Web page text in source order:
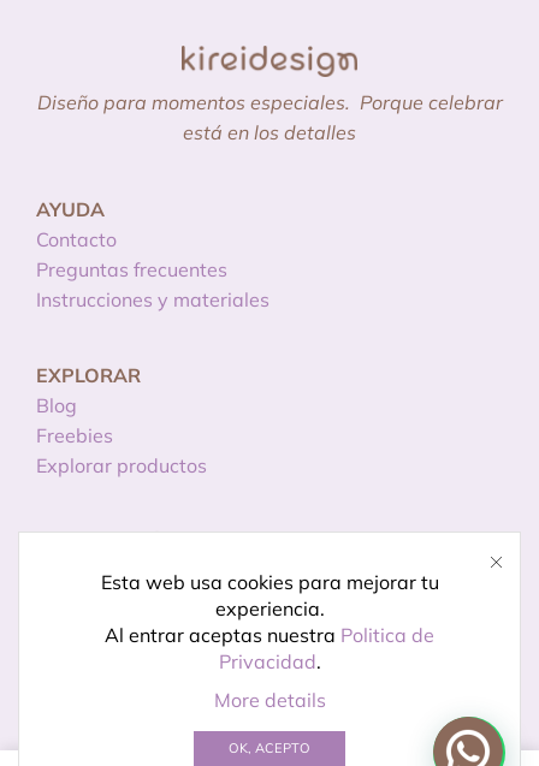
Esta web usa cookies para mejorar tu
experiencia.
Al entrar aceptas nuestra Politica de
Privacidad.
More details
OK, ACEPTO
Diseño para momentos especiales. Porque celebrar
está en los detalles
AYUDA
Contacto
Preguntas frecuentes
Instrucciones y materiales
EXPLORAR
Blog
Freebies
Explorar productos
Licencias de uso
Política de privacidad
Aviso legal